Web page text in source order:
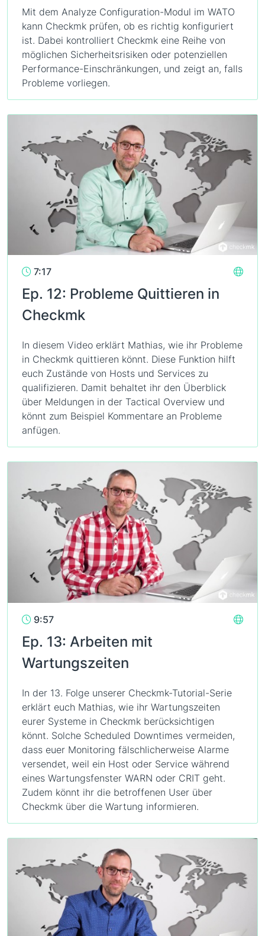
Mit dem Analyze Configuration-Modul im WATO
kann Checkmk prüfen, ob es richtig konfiguriert
ist. Dabei kontrolliert Checkmk eine Reihe von
möglichen Sicherheitsrisiken oder potenziellen
Performance-Einschränkungen, und zeigt an, falls
Probleme vorliegen.
7:17
Ep. 12: Probleme Quittieren in
Checkmk
In diesem Video erklärt Mathias, wie ihr Probleme
in Checkmk quittieren könnt. Diese Funktion hilft
euch Zustände von Hosts und Services zu
qualifizieren. Damit behaltet ihr den Überblick
über Meldungen in der Tactical Overview und
könnt zum Beispiel Kommentare an Probleme
anfügen.
9:57
Ep. 13: Arbeiten mit
Wartungszeiten
In der 13. Folge unserer Checkmk-Tutorial-Serie
erklärt euch Mathias, wie ihr Wartungszeiten
eurer Systeme in Checkmk berücksichtigen
könnt. Solche Scheduled Downtimes vermeiden,
dass euer Monitoring fälschlicherweise Alarme
versendet, weil ein Host oder Service während
eines Wartungsfenster WARN oder CRIT geht.
Zudem könnt ihr die betroffenen User über
Checkmk über die Wartung informieren.